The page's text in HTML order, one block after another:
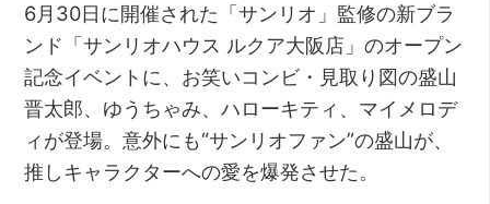
6月30日に開催された「サンリオ」監修の新ブラ
ンド「サンリオハウス ルクア大阪店」のオープン
記念イベントに、お笑いコンビ・見取り図の盛山
晋太郎、ゆうちゃみ、ハローキティ、マイメロデ
ィが登場。意外にも“サンリオファン”の盛山が、
推しキャラクターへの愛を爆発させた。